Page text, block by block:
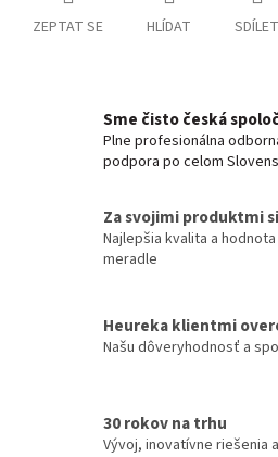
ZEPTAT SE HLÍDAT SDÍLET
Sme čisto česká
Plne profesionálna
podpora po celom
Za svojimi produktmi
Najlepšia kvalita a
meradle
Heureka klientmi
Našu dôveryhodnosť a
30 rokov na trhu
Vývoj, inovatívne riešenia